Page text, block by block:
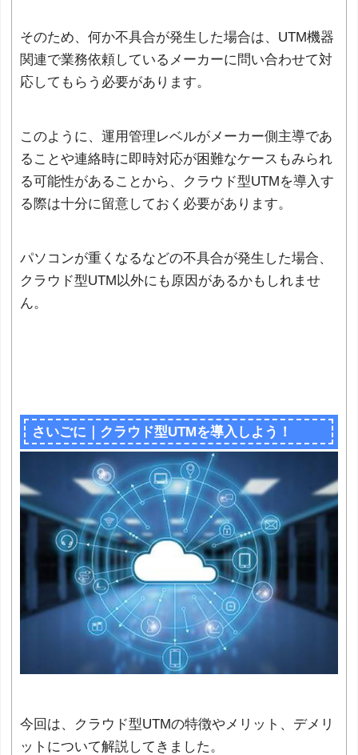
そのため、何か不具合が発生した場合は、UTM機器
関連で業務依頼しているメーカーに問い合わせて対
応してもらう必要があります。
このように、運用管理レベルがメーカー側主導であ
ることや連絡時に即時対応が困難なケースもみられ
る可能性があることから、クラウド型UTMを導入す
る際は十分に留意しておく必要があります。
パソコンが重くなるなどの不具合が発生した場合、
クラウド型UTM以外にも原因があるかもしれませ
ん。
さいごに｜クラウド型UTMを導入しよう！
今回は、クラウド型UTMの特徴やメリット、デメリ
ットについて解説してきました。